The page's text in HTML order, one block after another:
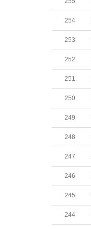
254
253
252
251
250
249
248
247
246
245
244